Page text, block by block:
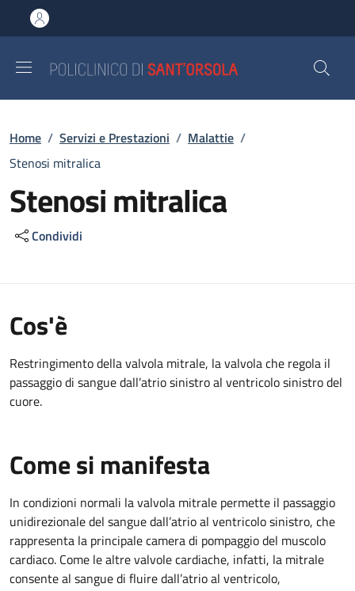
al contenuto principale
to footer content
Briciole di pane
Home / Servizi e Prestazioni / Malattie /
Stenosi mitralica
Stenosi mitralica
Condividi
Cos'è
Restringimento della valvola mitrale, la valvola che regola il
passaggio di sangue dall’atrio sinistro al ventricolo sinistro del
cuore.
Come si manifesta
In condizioni normali la valvola mitrale permette il passaggio
unidirezionale del sangue dall’atrio al ventricolo sinistro, che
rappresenta la principale camera di pompaggio del muscolo
cardiaco. Come le altre valvole cardiache, infatti, la mitrale
consente al sangue di fluire dall’atrio al ventricolo,